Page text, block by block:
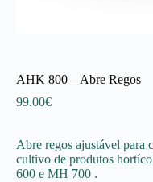
AHK 800 – Abre Regos
99.00€
Abre regos ajustável para
cultivo de produtos
600 e MH 700 .